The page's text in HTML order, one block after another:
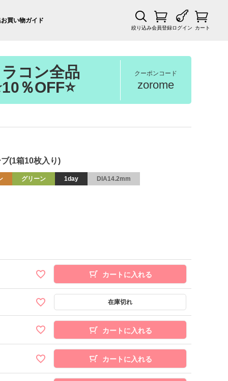
お買い物ガイド
絞り込み会員登録ログイン カート
コン全品
％OFF⭐
クーポンコード
zorome
(1箱10枚入り)
グリーン 1day DIA14.2mm
カートに入れる
カートに入れる
カートに入れる